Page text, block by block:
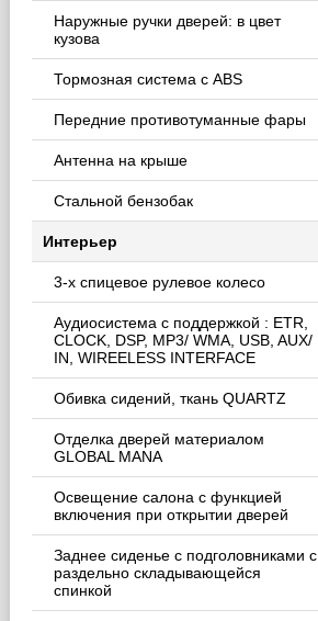
Наружные ручки дверей: в цвет
кузова
Тормозная система с ABS
Передние противотуманные фары
Антенна на крыше
Стальной бензобак
Интерьер
3-х спицевое рулевое колесо
Аудиосистема с поддержкой : ETR,
CLOCK, DSP, MP3/ WMA, USB, AUX/
IN, WIREELESS INTERFACE
Обивка сидений, ткань QUARTZ
Отделка дверей материалом
GLOBAL MANA
Освещение салона с функцией
включения при открытии дверей
Заднее сиденье с подголовниками с
раздельно складывающейся
спинкой